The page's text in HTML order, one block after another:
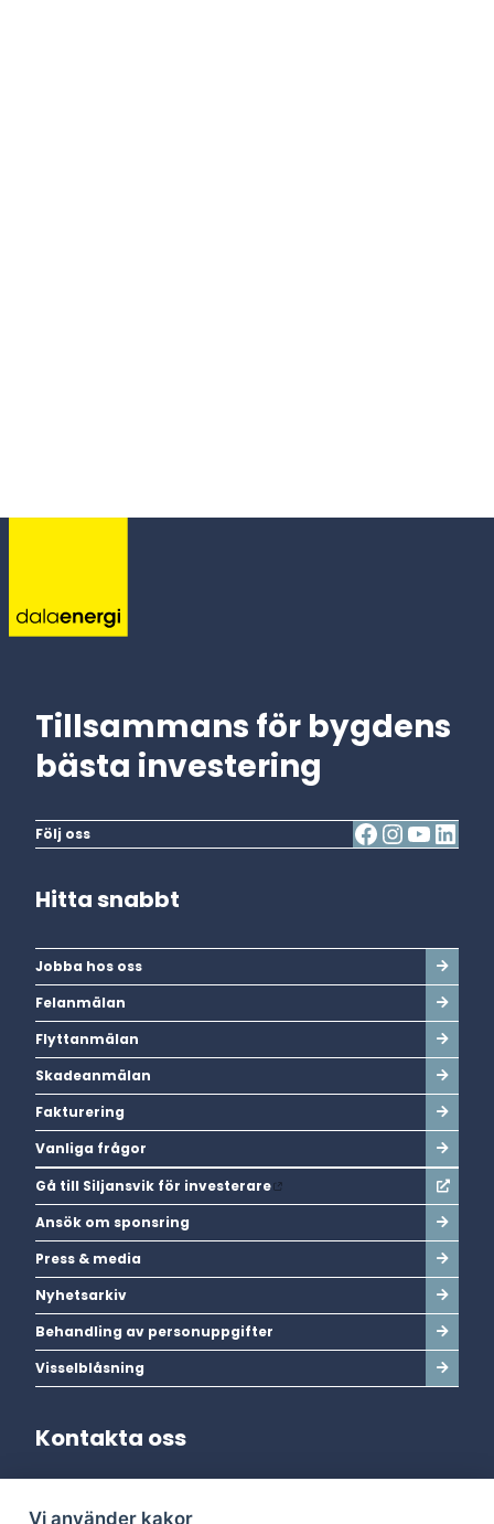
Tillsammans för bygdens
bästa investering
Följ oss
Hitta snabbt
Jobba hos oss
Felanmälan
Flyttanmälan
Skadeanmälan
Fakturering
Vanliga frågor
Gå till Siljansvik för investerare
Ansök om sponsring
Press & media
Nyhetsarkiv
Behandling av personuppgifter
Visselblåsning
Kontakta oss
Adress:
Vi använder kakor